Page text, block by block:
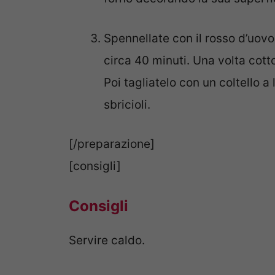
Spennellate con il rosso
circa 40 minuti. Una volta
Poi tagliatelo con un coltello
sbricioli.
[/preparazione]
[consigli]
Consigli
Servire caldo.